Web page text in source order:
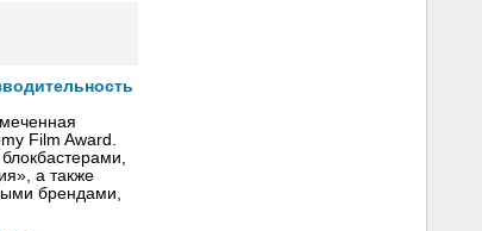
Film Award.
a также
брендами,